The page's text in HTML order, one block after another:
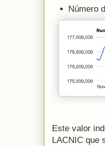
Número
Este valor
LACNIC que